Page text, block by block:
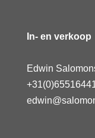
In- en verkoop
Edwin